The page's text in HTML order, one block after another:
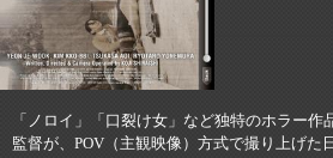
「ノロイ」「口裂け女」など独特のホラー
監督が、POV（主観映像）方式で撮り上げた